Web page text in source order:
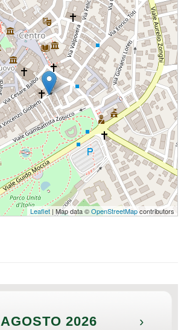
Leaflet | Map data ©OpenStreetMapcontributors
AGOSTO 2026 ›